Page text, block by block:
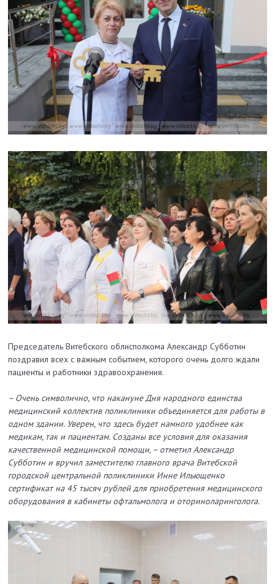
Председатель Витебского облисполкома Александр Субботин
поздравил всех с важным событием, которого очень долго ждали
пациенты и работники здравоохранения.
– Очень символично, что накануне Дня народного единства
медицинский коллектив поликлиники объединяется для работы в
одном здании. Уверен, что здесь будет намного удобнее как
медикам, так и пациентам. Созданы все условия для оказания
качественной медицинской помощи, – отметил Александр
Субботин и вручил заместителю главного врача Витебской
городской центральной поликлиники Инне Ильющенко
сертификат на 45 тысяч рублей для приобретения медицинского
оборудования в кабинеты офтальмолога и оториноларинголога.